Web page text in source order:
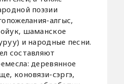
поэзии
алгыс,
шаманское
и народные песни.
составляют
деревянное
коновязи-сэргэ,